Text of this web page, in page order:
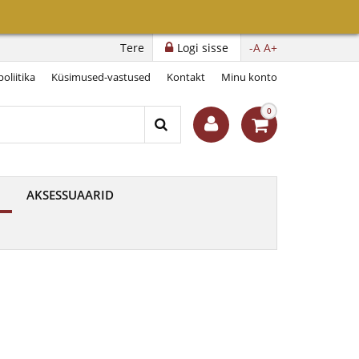
-A A+
Logi sisse
Tere
Küsimused-vastused Kontakt Minu konto
0
AKSESSUAARID